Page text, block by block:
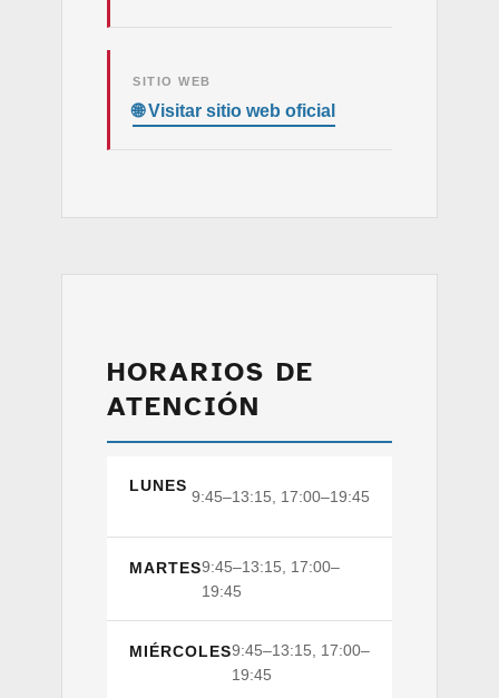
SITIO WEB
HORARIOS DE
ATENCIÓN
LUNES
9:45–13:15, 17:00–19:45
MARTES9:45–13:15, 17:00–
19:45
MIÉRCOLES9:45–13:15, 17:00–
19:45